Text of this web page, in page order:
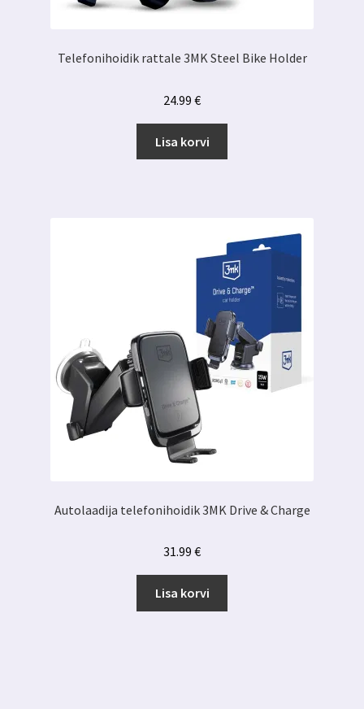
Telefonihoidik rattale 3MK Steel Bike Holder
24.99 €
Lisa korvi
Autolaadija telefonihoidik 3MK Drive & Charge
31.99 €
Lisa korvi